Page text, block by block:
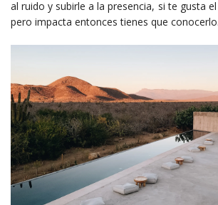
al ruido y subirle a la presencia, si te gusta
pero impacta entonces tienes que conocerlo.